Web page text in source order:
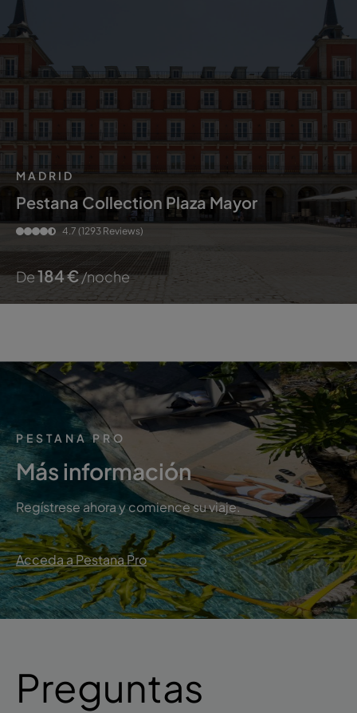
MADRID
Pestana Collection Plaza Mayor
4.7 (1293 Reviews)
De184€/noche
PESTANA PRO
Más información
Regístrese ahora y comience su viaje.
Acceda a Pestana Pro
Preguntas